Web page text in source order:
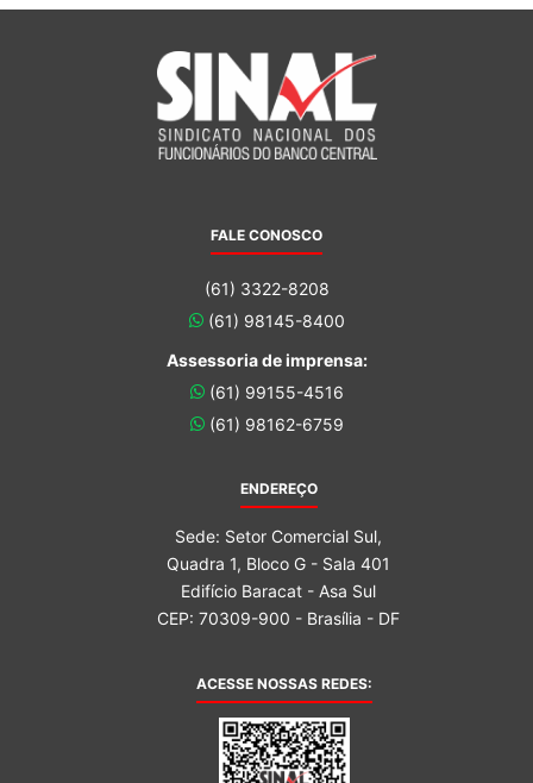
FALE CONOSCO
(61) 3322-8208
(61) 98145-8400
Assessoria de imprensa:
(61) 99155-4516
(61) 98162-6759
ENDEREÇO
Sede: Setor Comercial Sul,
Quadra 1, Bloco G - Sala 401
Edifício Baracat - Asa Sul
CEP: 70309-900 - Brasília - DF
ACESSE NOSSAS REDES: